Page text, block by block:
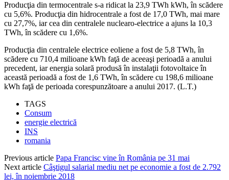
Producţia din termocentrale s-a ridicat la 23,9 TWh kWh, în scădere
cu 5,6%. Producţia din hidrocentrale a fost de 17,0 TWh, mai mare
cu 27,7%, iar cea din centralele nuclearo-electrice a ajuns la 10,3
TWh, în scădere cu 1,6%.
Producţia din centralele electrice eoliene a fost de 5,8 TWh, în
scădere cu 710,4 milioane kWh faţă de aceeaşi perioadă a anului
precedent, iar energia solară produsă în instalaţii fotovoltaice în
această perioadă a fost de 1,6 TWh, în scădere cu 198,6 milioane
kWh faţă de perioada corespunzătoare a anului 2017. (L.T.)
TAGS
Consum
energie electrică
INS
romania
Previous article Papa Francisc vine în România pe 31 mai
Next article Câştigul salarial mediu net pe economie a fost de 2.792
lei, în noiembrie 2018